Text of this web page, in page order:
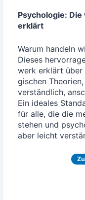
Psy­cho­lo­gie:
erklärt
War­um han­deln
Die­ses
werk erklärt
gi­schen
ver­ständ­lich,
Ein idea­les
für alle, die die
ste­hen und
aber leicht